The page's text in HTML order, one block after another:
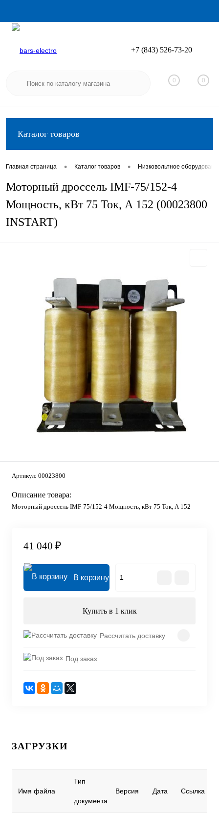
Вход
+7 (843) 526-73-20
0 0
Каталог товаров
Главная страница • Каталог товаров • Низковольтное
Моторный дроссель IMF-75/152-4
Мощность, кВт 75 Ток, А 152 (00023800
INSTART)
Артикул: 00023800
Описание товара:
Моторный дроссель IMF-75/152-4 Мощность, кВт 75 Ток, А 152
41 040 ₽
В корзину
Купить в 1 клик
Рассчитать доставку
Под заказ
ЗАГРУЗКИ
Имя файла
Тип
документа
Версия Дата Ссылка